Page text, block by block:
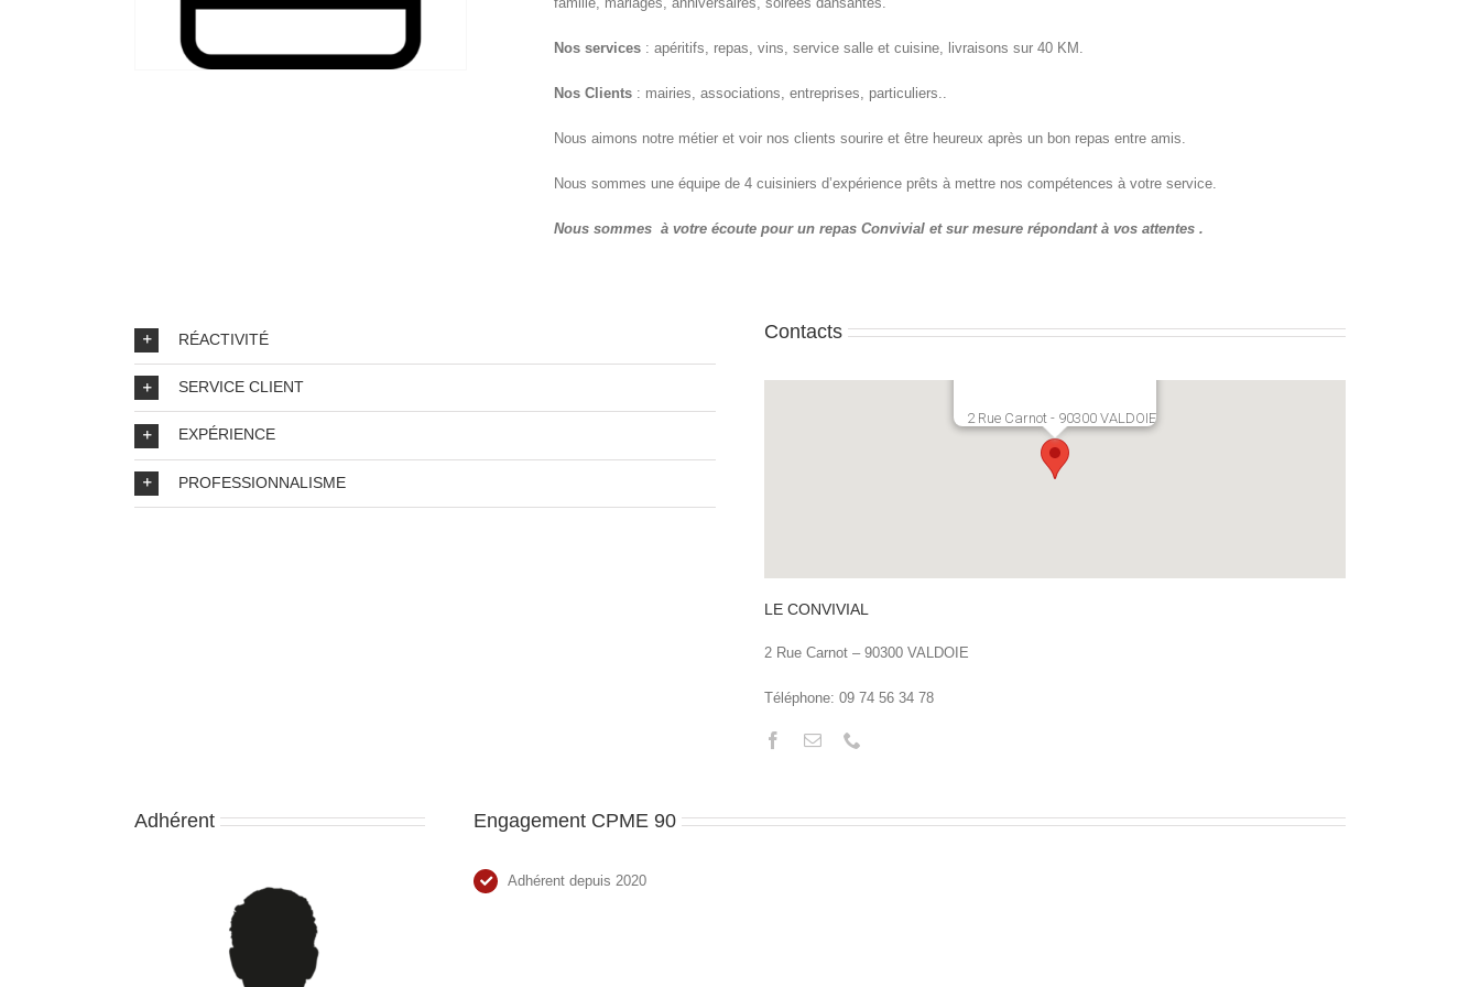
Nos services : apéritifs, repas, vins, service salle et cuisine, livraisons sur 40 KM.
Nos Clients : mairies, associations, entreprises, particuliers..
Nous aimons notre métier et voir nos clients sourire et être heureux après un bon repas entre amis.
Nous sommes une équipe de 4 cuisiniers d’expérience prêts à mettre nos compétences à votre service.
Nous sommes à votre écoute pour un repas Convivial et sur mesure répondant à vos attentes .
RÉACTIVITÉ
SERVICE CLIENT
EXPÉRIENCE
PROFESSIONNALISME
Contacts
2 Rue Carnot - 90300 VALDOIE
LE CONVIVIAL
2 Rue Carnot – 90300 VALDOIE
Téléphone: 09 74 56 34 78
Adhérent Engagement CPME 90
Adhérent depuis 2020